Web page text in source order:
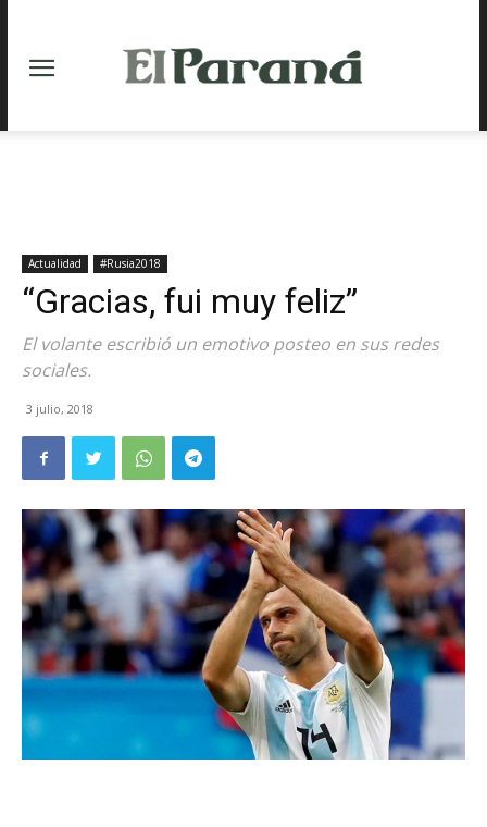
Actualidad #Rusia2018
“Gracias, fui muy feliz”
El volante escribió un emotivo posteo en sus redes
sociales.
3 julio, 2018